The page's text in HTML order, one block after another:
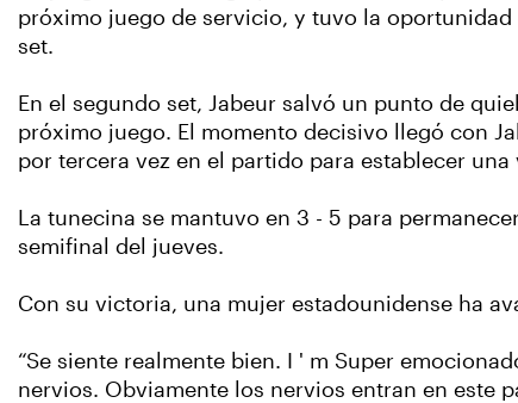
próximo juego de servicio, y tuvo la
set.
En el segundo set, Jabeur salvó un punto de
próximo juego. El momento decisivo llegó con
por tercera vez en el partido para establecer
La tunecina se mantuvo en 3 - 5 para
semifinal del jueves.
Con su victoria, una mujer estadounidense ha
“Se siente realmente bien. I ' m Super
nervios. Obviamente los nervios entran en este